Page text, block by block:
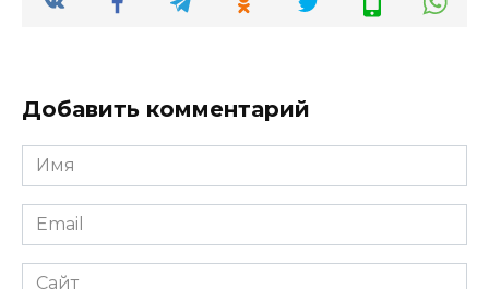
Добавить комментарий
Имя
*
Email
*
Сайт